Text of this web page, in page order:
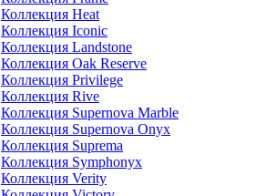
Коллекция Heat
Коллекция Iconic
Коллекция Landstone
Коллекция Oak Reserve
Коллекция Privilege
Коллекция Rive
Коллекция Supernova Marble
Коллекция Supernova Onyx
Коллекция Suprema
Коллекция Symphonyx
Коллекция Verity